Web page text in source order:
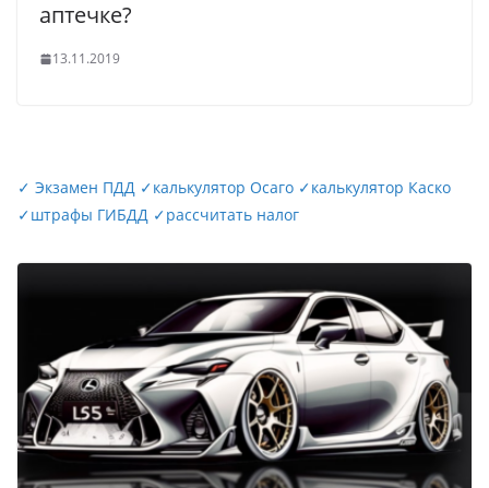
аптечке?
13.11.2019
✓ Экзамен ПДД ✓калькулятор Осаго ✓калькулятор Каско
✓штрафы ГИБДД ✓рассчитать налог